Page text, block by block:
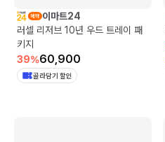
이마트24
러셀 리저브 10년 우드 트레이 패
키지
39%60,900
골라담기 할인